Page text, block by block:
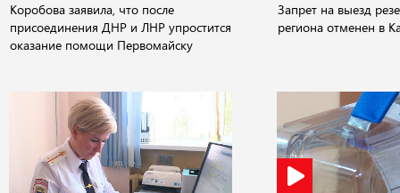
Коробова заявила, что после
присоединения ДНР и ЛНР упростится
оказание помощи Первомайску
Запрет на выезд
региона отменен в